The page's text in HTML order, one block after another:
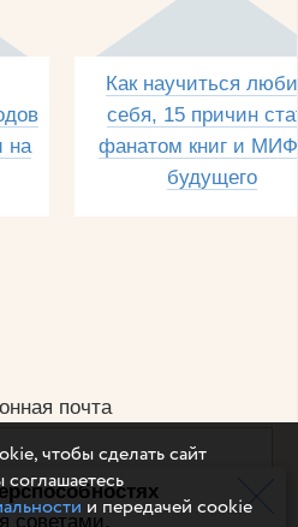
советами,
на
Как научиться
себя, 15 причин
фанатом книг и
будущего
почта
и смс
чтобы сделать сайт
и передачей cookie